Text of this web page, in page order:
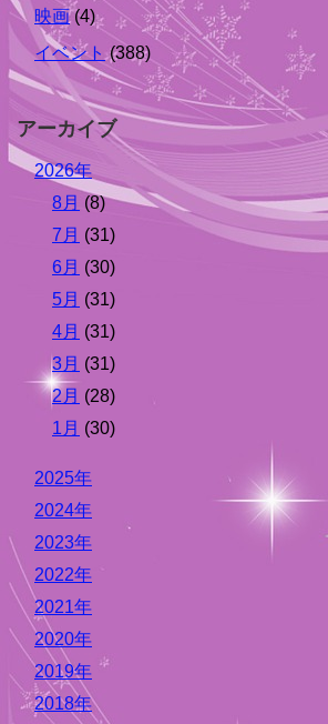
映画(4)
イベント (388)
アーカイブ
2026年
8月 (8)
7月 (31)
6月 (30)
5月 (31)
4月 (31)
3月 (31)
2月 (28)
1月 (30)
2025年
2024年
2023年
2022年
2021年
2020年
2019年
2018年